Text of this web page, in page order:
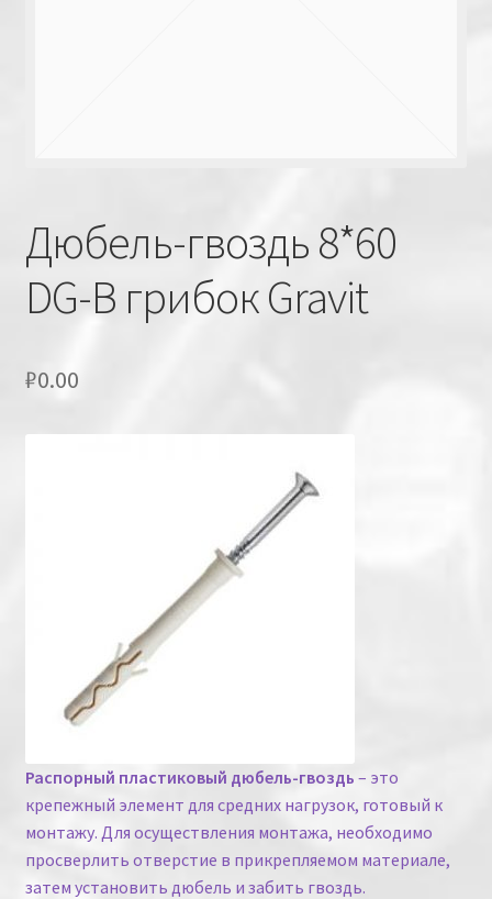
Дюбель-гвоздь 8*60
DG-B грибок Gravit
₽0.00
Распорный пластиковый дюбель-гвоздь – это
крепежный элемент для средних нагрузок, готовый к
монтажу. Для осуществления монтажа, необходимо
просверлить отверстие в прикрепляемом материале,
затем установить дюбель и забить гвоздь.